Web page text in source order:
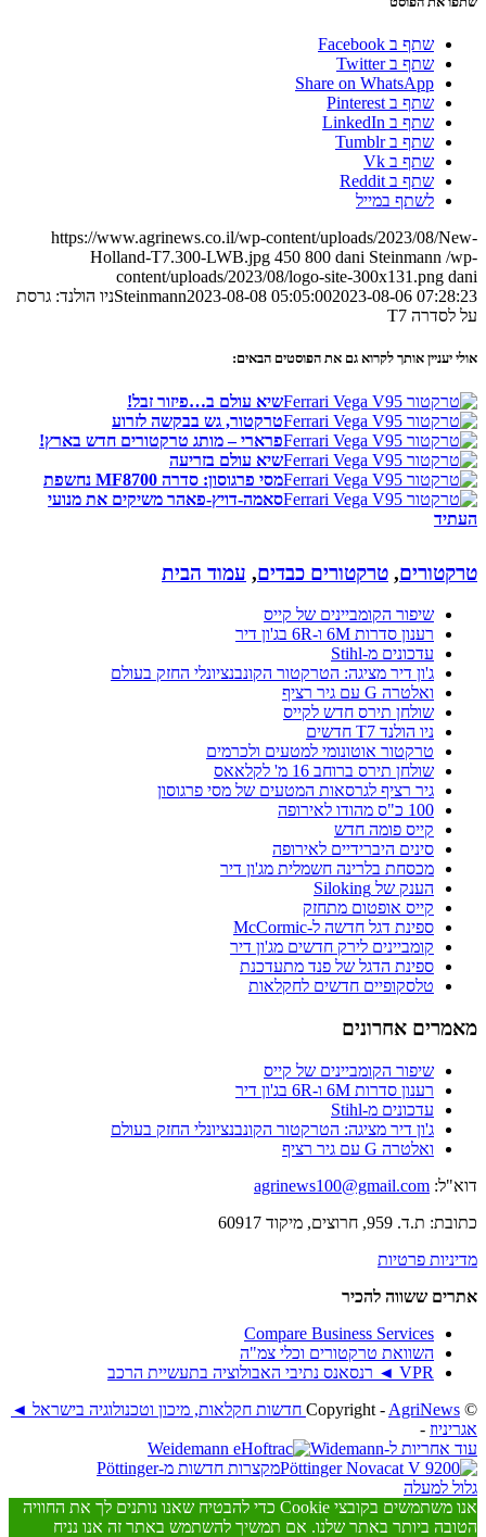
שתף ב Facebook
שתף ב Twitter
Share on WhatsApp
שתף ב Pinterest
שתף ב LinkedIn
שתף ב Tumblr
שתף ב Vk
שתף ב Reddit
לשתף במייל
https://www.agrinews.co.il/wp-content/uploads/2023/08/New-
Holland-T7.300-LWB.jpg 450 800 dani Steinmann /wp-
content/uploads/2023/08/logo-site-300x131.png dani
Steinmann2023-08-08 05:05:002023-08-06 07:28:23
ניו הולנד: גרסת
על לסדרה T7
אולי יעניין אותך לקרוא גם את הפוסטים הבאים:
שיא עולם ב…פיזור זבל!
טרקטור, גש בבקשה לזרוע
פרארי – מותג טרקטורים חדש בארץ!
שיא עולם בזריעה
מסי פרגוסון: סדרה MF8700 נחשפת
סאמה-דויץ-פאהר משיקים את מנועי
העתיד
טרקטורים, טרקטורים כבדים, עמוד הבית
שיפור הקומביינים של קייס
רענון סדרות 6M ו-6R בג'ון דיר
עדכונים מ-Stihl
ג'ון דיר מציגה: הטרקטור הקונבנציונלי החזק בעולם
ואלטרה G עם גיר רציף
שולחן תירס חדש לקייס
ניו הולנד T7 חדשים
טרקטור אוטונומי למטעים ולכרמים
שולחן תירס ברוחב 16 מ' לקלאאס
גיר רציף לגרסאות המטעים של מסי פרגוסון
100 כ"ס מהודו לאירופה
קייס פומה חדש
סינים היברידיים לאירופה
מכסחת בלרינה חשמלית מג'ון דיר
הענק של Siloking
קייס אופטום מתחזק
ספינת דגל חדשה ל-McCormic
קומביינים לירק חדשים מג'ון דיר
ספינת הדגל של פנד מתעדכנת
טלסקופיים חדשים לחקלאות
מאמרים אחרונים
שיפור הקומביינים של קייס
רענון סדרות 6M ו-6R בג'ון דיר
עדכונים מ-Stihl
ג'ון דיר מציגה: הטרקטור הקונבנציונלי החזק בעולם
ואלטרה G עם גיר רציף
דוא"ל: agrinews100@gmail.com
כתובת: ת.ד. 959, חרוצים, מיקוד 60917
מדיניות פרטיות
אתרים ששווה להכיר
Compare Business Services
השוואת טרקטורים וכלי צמ"ה
VPR ◄ רנסאנס נתיבי האבולוציה בתעשיית הרכב
© ‫Copyright -
AgriNews חדשות חקלאות, מיכון וטכנולוגיה בישראל ◄
אגריניוז -
עוד אחריות ל-Widemann
מקצרות חדשות מ-Pöttinger
גלול למעלה
אנו משתמשים בקובצי Cookie כדי להבטיח שאנו נותנים לך את החוויה
הטובה ביותר באתר שלנו. אם תמשיך להשתמש באתר זה אנו נניח